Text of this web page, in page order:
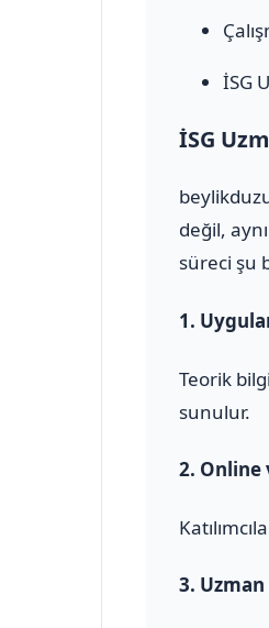
İSG
İSG
değil,
süreci şu
1.
Teorik
sunulur.
2. Online
3.